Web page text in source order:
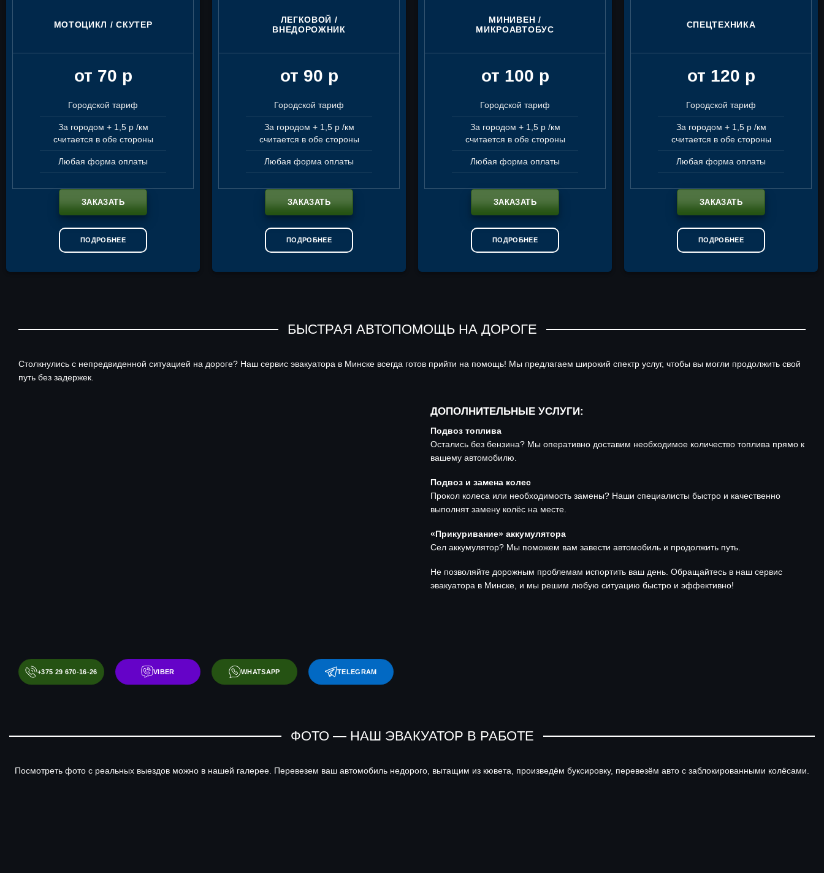
МОТОЦИКЛ / СКУТЕР
от 70 р
Городской тариф
За городом + 1,5 р /км
считается в обе стороны
Любая форма оплаты
ЗАКАЗАТЬ
ПОДРОБНЕЕ
ЛЕГКОВОЙ /
ВНЕДОРОЖНИК
от 90 р
Городской тариф
За городом + 1,5 р /км
считается в обе стороны
Любая форма оплаты
ЗАКАЗАТЬ
ПОДРОБНЕЕ
МИНИВЕН /
МИКРОАВТОБУС
от 100 р
Городской тариф
За городом + 1,5 р /км
считается в обе стороны
Любая форма оплаты
ЗАКАЗАТЬ
ПОДРОБНЕЕ
СПЕЦТЕХНИКА
от 120 р
Городской тариф
За городом + 1,5 р /км
считается в обе стороны
Любая форма оплаты
ЗАКАЗАТЬ
ПОДРОБНЕЕ
БЫСТРАЯ АВТОПОМОЩЬ НА ДОРОГЕ
Столкнулись с непредвиденной ситуацией на дороге? Наш сервис эвакуатора в Минске всегда готов прийти на помощь! Мы предлагаем широкий спектр услуг, чтобы вы могли продолжить свой
путь без задержек.
+375 29 670-16-26 VIBER WHATSAPP TELEGRAM
ДОПОЛНИТЕЛЬНЫЕ УСЛУГИ:
Подвоз топлива
Остались без бензина? Мы оперативно доставим необходимое количество топлива прямо к
вашему автомобилю.
Подвоз и замена колес
Прокол колеса или необходимость замены? Наши специалисты быстро и качественно
выполнят замену колёс на месте.
«Прикуривание» аккумулятора
Сел аккумулятор? Мы поможем вам завести автомобиль и продолжить путь.
Не позволяйте дорожным проблемам испортить ваш день. Обращайтесь в наш сервис
эвакуатора в Минске, и мы решим любую ситуацию быстро и эффективно!
ФОТО — НАШ ЭВАКУАТОР В РАБОТЕ
Посмотреть фото с реальных выездов можно в нашей галерее. Перевезем ваш автомобиль недорого, вытащим из кювета, произведём буксировку, перевезём авто с заблокированными колёсами.